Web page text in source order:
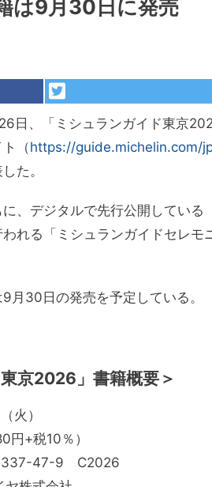
は9月30日に発売
日、「ミシュランガイド東京
（https://guide.michelin.com/
た。
、デジタルで先行公開してい
れる「ミシュランガイドセレ
月30日の発売を予定している。
京2026」書籍概要＞
火）
円+税10％）
47-9 C2026